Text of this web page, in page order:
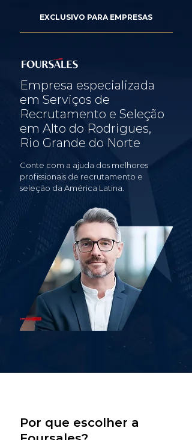
EXCLUSIVO PARA EMPRESAS
Empresa especializada
em Serviços de
Recrutamento e Seleção
em Alto do Rodrigues,
Rio Grande do Norte
Conte com a ajuda dos melhores
profissionais de recrutamento e
seleção da América Latina.
Por que escolher a